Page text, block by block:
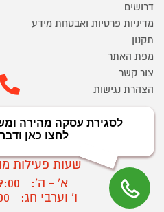
דרושים
מדיניות פרטיות ואבטחת מידע
תקנון
מפת האתר
צור קשר
הצהרת נגישות
מוקד הזמנות
שעות פעילות
א' - ה':
- 18:00
ו' וערבי חג: